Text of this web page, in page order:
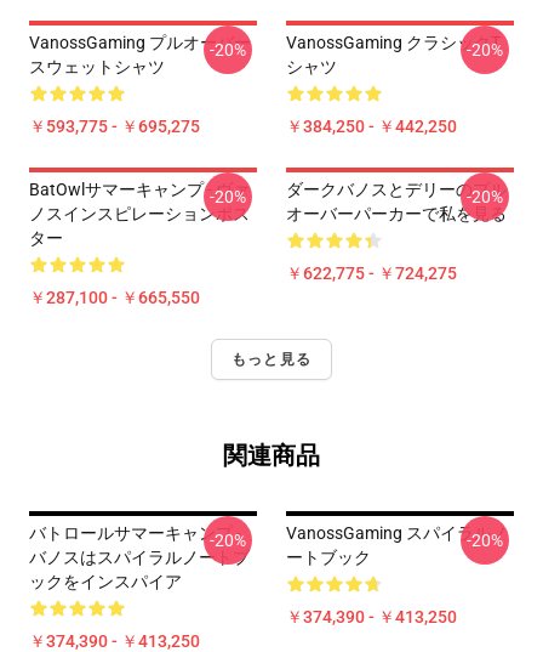
VanossGaming プルオーバー
スウェットシャツ
￥593,775 - ￥695,275
-20%
VanossGaming クラシックT
シャツ
￥384,250 - ￥442,250
-20%
BatOwlサマーキャンプ - ヴァ
ノスインスピレーションポス
ター
￥287,100 - ￥665,550
-20%
ダークバノスとデリーのプル
オーバーパーカーで私を見る
￥622,775 - ￥724,275
-20%
もっと見る
関連商品
バトロールサマーキャンプ -
バノスはスパイラルノートブ
ックをインスパイア
￥374,390 - ￥413,250
-20%
VanossGaming スパイラルノ
ートブック
￥374,390 - ￥413,250
-20%